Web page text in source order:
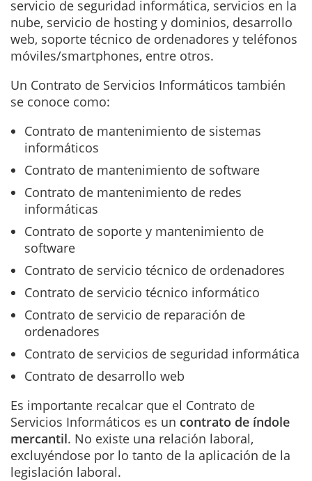
servicio de seguridad informática, servicios en la
nube, servicio de hosting y dominios, desarrollo
web, soporte técnico de ordenadores y teléfonos
móviles/smartphones, entre otros.
Un Contrato de Servicios Informáticos también
se conoce como:
Contrato de mantenimiento de sistemas
informáticos
Contrato de mantenimiento de software
Contrato de mantenimiento de redes
informáticas
Contrato de soporte y mantenimiento de
software
Contrato de servicio técnico de ordenadores
Contrato de servicio técnico informático
Contrato de servicio de reparación de
ordenadores
Contrato de servicios de seguridad informática
Contrato de desarrollo web
Es importante recalcar que el Contrato de
Servicios Informáticos es un contrato de índole
mercantil. No existe una relación laboral,
excluyéndose por lo tanto de la aplicación de la
legislación laboral.